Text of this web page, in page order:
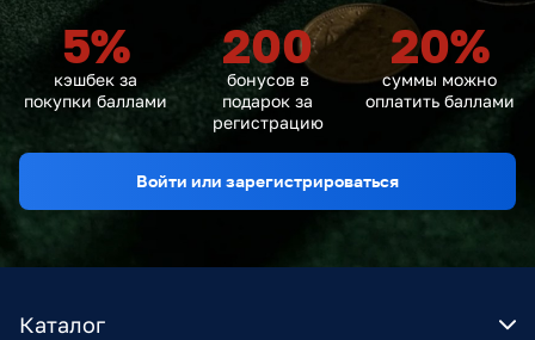
5%
кэшбек за
покупки баллами
200
бонусов в
подарок за
регистрацию
20%
суммы можно
оплатить баллами
Войти или зарегистрироваться
Каталог